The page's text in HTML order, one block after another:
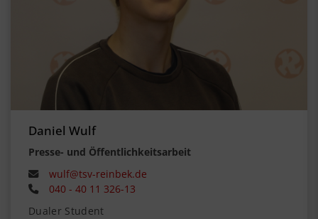
Daniel Wulf
Presse- und Öffentlichkeitsarbeit
wulf@tsv-reinbek.de
040 - 40 11 326-13
Dualer Student